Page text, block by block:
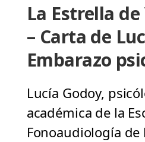
La Estrella
– Carta de
Embarazo
Lucía Godoy,
académica de la
Fonoaudiología de